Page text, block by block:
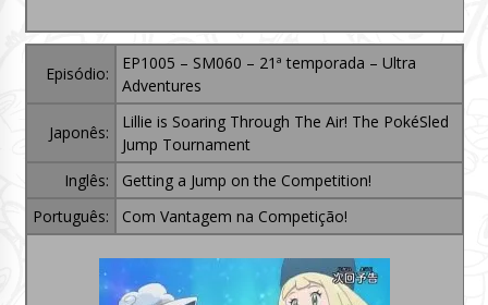
Episódio:
EP1005 – SM060 – 21ª temporada – Ultra
Adventures
Japonês:
Lillie is Soaring Through The Air! The PokéSled
Jump Tournament
Inglês:
Getting a Jump on the Competition!
Português:
Com Vantagem na Competição!